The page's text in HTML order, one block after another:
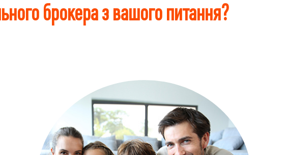
брокера з вашого питання?